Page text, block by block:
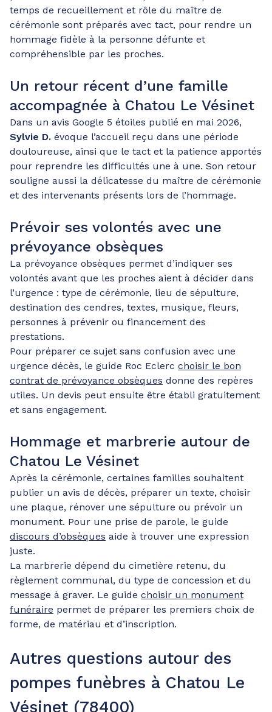
temps de recueillement et rôle du maître de
cérémonie sont préparés avec tact, pour rendre un
hommage fidèle à la personne défunte et
compréhensible par les proches.
Un retour récent d’une famille
accompagnée à Chatou Le Vésinet
Dans un avis Google 5 étoiles publié en mai 2026,
Sylvie D. évoque l’accueil reçu dans une période
douloureuse, ainsi que le tact et la patience apportés
pour reprendre les difficultés une à une. Son retour
souligne aussi la délicatesse du maître de cérémonie
et des intervenants présents lors de l’hommage.
Prévoir ses volontés avec une
prévoyance obsèques
La prévoyance obsèques permet d’indiquer ses
volontés avant que les proches aient à décider dans
l’urgence : type de cérémonie, lieu de sépulture,
destination des cendres, textes, musique, fleurs,
personnes à prévenir ou financement des
prestations.
Pour préparer ce sujet sans confusion avec une
urgence décès, le guide Roc Eclerc choisir le bon
contrat de prévoyance obsèques donne des repères
utiles. Un devis peut ensuite être établi gratuitement
et sans engagement.
Hommage et marbrerie autour de
Chatou Le Vésinet
Après la cérémonie, certaines familles souhaitent
publier un avis de décès, préparer un texte, choisir
une plaque, rénover une sépulture ou prévoir un
monument. Pour une prise de parole, le guide
discours d’obsèques aide à trouver une expression
juste.
La marbrerie dépend du cimetière retenu, du
règlement communal, du type de concession et du
message à graver. Le guide choisir un monument
funéraire permet de préparer les premiers choix de
forme, de matériau et d’inscription.
Autres questions autour des
pompes funèbres à Chatou Le
Vésinet (78400)